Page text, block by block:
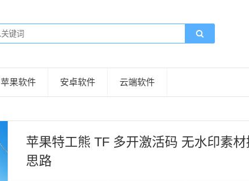
苹果软件 安卓软件 云端软件
苹果特工熊 TF 多开激活码 无水印素
思路